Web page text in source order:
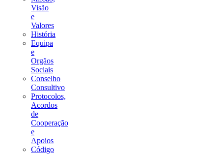
Visão
e
Valores
História
Equipa
e
Orgãos
Sociais
Conselho
Consultivo
Protocolos,
Acordos
de
Cooperação
e
Apoios
Código